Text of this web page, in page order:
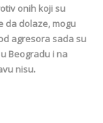
onih koji su
da dolaze, mogu
agresora sada su
Beogradu i na
nisu.